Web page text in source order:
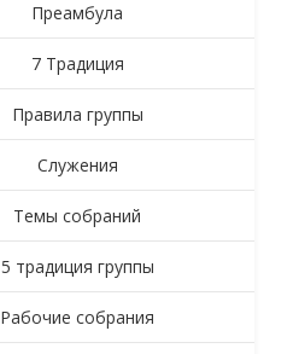
Преамбула
7 Традиция
Правила группы
Служения
Темы собраний
5 традиция группы
Рабочие собрания